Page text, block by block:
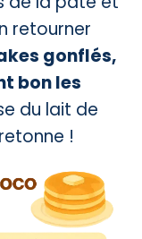
retourner
gonflés,
bon les
du lait de
!